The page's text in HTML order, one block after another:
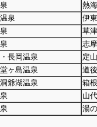
熱
泉
伊
草
志
長岡温泉
定
ヶ島温泉
道
爺湖温泉
箱
山
湯